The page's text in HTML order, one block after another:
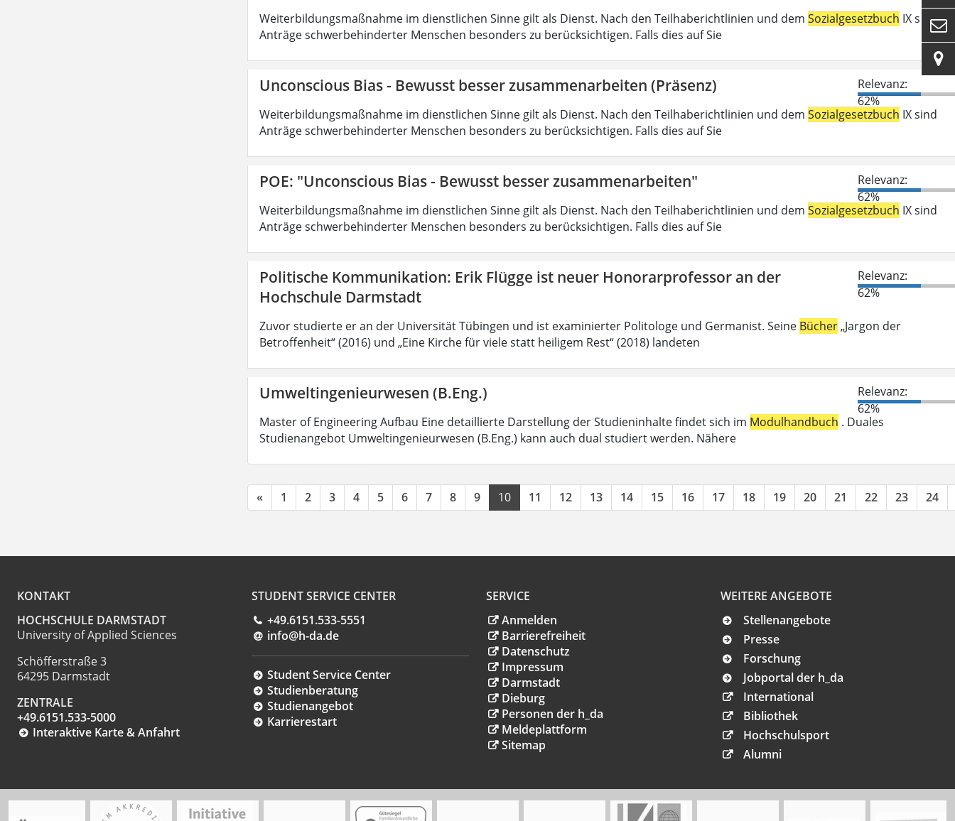
Weiterbildungsmaßnahme im dienstlichen Sinne gilt als Dienst. Nach den Teilhaberichtlinien und dem Sozialgesetzbuch IX sind
Anträge schwerbehinderter Menschen besonders zu berücksichtigen. Falls dies auf Sie
Unconscious Bias - Bewusst besser zusammenarbeiten (Präsenz)
Relevanz:
62%
Weiterbildungsmaßnahme im dienstlichen Sinne gilt als Dienst. Nach den Teilhaberichtlinien und dem Sozialgesetzbuch IX sind
Anträge schwerbehinderter Menschen besonders zu berücksichtigen. Falls dies auf Sie
POE: "Unconscious Bias - Bewusst besser zusammenarbeiten"
Relevanz:
62%
Weiterbildungsmaßnahme im dienstlichen Sinne gilt als Dienst. Nach den Teilhaberichtlinien und dem Sozialgesetzbuch IX sind
Anträge schwerbehinderter Menschen besonders zu berücksichtigen. Falls dies auf Sie
Politische Kommunikation: Erik Flügge ist neuer Honorarprofessor an der
Hochschule Darmstadt
Relevanz:
62%
Zuvor studierte er an der Universität Tübingen und ist examinierter Politologe und Germanist. Seine Bücher„Jargon der
Betroffenheit“ (2016) und „Eine Kirche für viele statt heiligem Rest“ (2018) landeten
Umweltingenieurwesen (B.Eng.)
Relevanz:
62%
Master of Engineering Aufbau Eine detaillierte Darstellung der Studieninhalte findet sich im Modulhandbuch . Duales
Studienangebot Umweltingenieurwesen (B.Eng.) kann auch dual studiert werden. Nähere
« 1 2 3 4 5 6 7 8 9 10 11 12 13 14 15 16 17 18 19 20 21 22 23 24
KONTAKT
HOCHSCHULE DARMSTADT
University of Applied Sciences
Schöfferstraße 3
64295 Darmstadt
ZENTRALE
+49.6151.533-5000
Interaktive Karte & Anfahrt
STUDENT SERVICE CENTER
+49.6151.533-5551
info@h-da.de
Student Service Center
Studienberatung
Studienangebot
Karrierestart
SERVICE
Anmelden
Barrierefreiheit
Datenschutz
Impressum
Darmstadt
Dieburg
Personen der h_da
Meldeplattform
Sitemap
WEITERE ANGEBOTE
Stellenangebote
Presse
Forschung
Jobportal der h_da
International
Bibliothek
Hochschulsport
Alumni

